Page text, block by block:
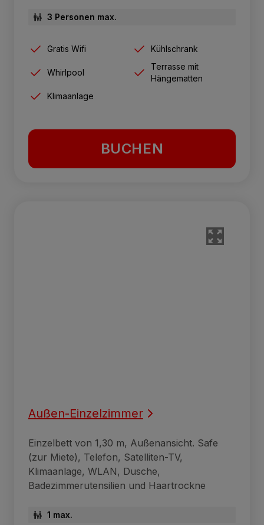
3 Personen max.
Gratis Wifi Kühlschrank
Whirlpool
Terrasse mit
Hängematten
Klimaanlage
BUCHEN
Außen-Einzelzimmer
Einzelbett von 1,30 m, Außenansicht. Safe
(zur Miete), Telefon, Satelliten-TV,
Klimaanlage, WLAN, Dusche,
Badezimmerutensilien und Haartrockne
1 max.